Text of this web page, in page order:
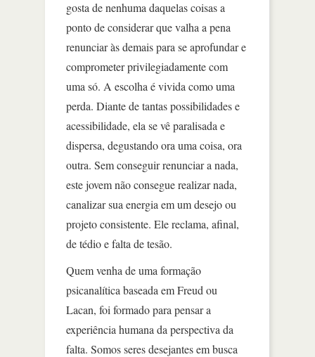
gosta de nenhuma daquelas coisas a
ponto de considerar que valha a pena
renunciar às demais para se aprofundar e
comprometer privilegiadamente com
uma só. A escolha é vivida como uma
perda. Diante de tantas possibilidades e
acessibilidade, ela se vê paralisada e
dispersa, degustando ora uma coisa, ora
outra. Sem conseguir renunciar a nada,
este jovem não consegue realizar nada,
canalizar sua energia em um desejo ou
projeto consistente. Ele reclama, afinal,
de tédio e falta de tesão.
Quem venha de uma formação
psicanalítica baseada em Freud ou
Lacan, foi formado para pensar a
experiência humana da perspectiva da
falta. Somos seres desejantes em busca